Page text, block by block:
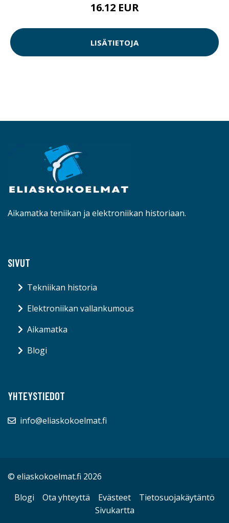
16.12 EUR
LISÄTIETOJA
Aikamatka teniikan ja elektroniikan historiaan.
SIVUT
Tekniikan historia
Elektroniikan vallankumous
Aikamatka
Blogi
YHTEYSTIEDOT
info@eliaskokoelmat.fi
© eliaskokoelmat.fi 2026
Blogi
Ota yhteyttä Evästeet
Tietosuojakäytäntö
Sivukartta